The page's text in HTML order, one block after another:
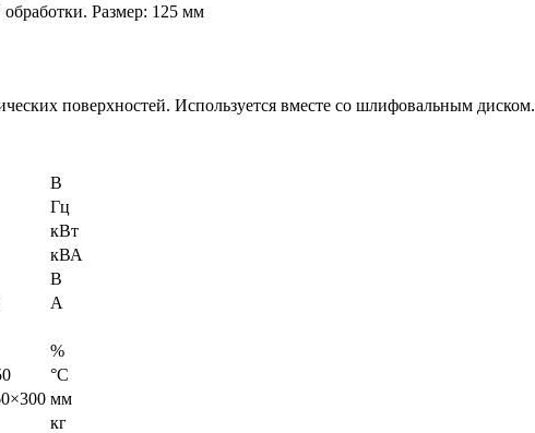
Размер: 125 мм
поверхностей. Используется вместе со шлифовальным диском.
В
Гц
кВт
кВА
В
А
%
°C
мм
кг